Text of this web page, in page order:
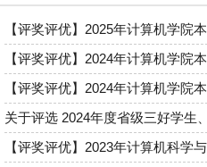
【评奖评优】2025年计算机学院
【评奖评优】2024年计算机学院